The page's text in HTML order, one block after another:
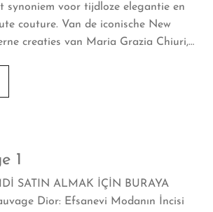
synoniem voor tijdloze elegantie en
couture. Van de iconische New
creaties van Maria Grazia Chiuri,…
1
SATIN ALMAK İÇİN BURAYA
Dior: Efsanevi Modanın İncisi